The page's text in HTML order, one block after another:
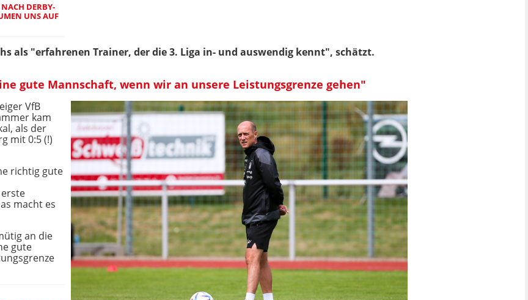
DERBY-
UNS AUF
als "erfahrenen Trainer, der die 3. Liga in- und auswendig kennt", schätzt.
gute Mannschaft, wenn wir an unsere Leistungsgrenze gehen"
VfB
kam
als der
mit 0:5 (!)
richtig gute
macht es
an die
gute